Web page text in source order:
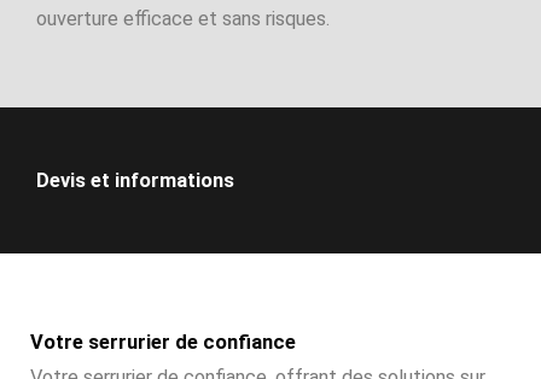
ouverture efficace et sans risques.
Devis et informations
Votre serrurier de confiance